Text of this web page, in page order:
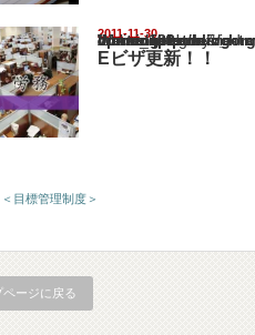
2011-11-30
Warning
: Undefined array key "show_category" in
/home/netst/kuno-cpa.co.jp/public_html/
on line183
Eビザ更新！！
＜目標管理制度＞
ページに戻る